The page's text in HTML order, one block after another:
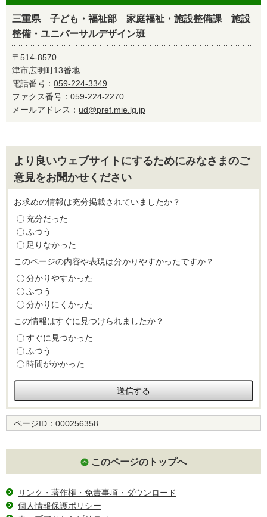
三重県 子ども・福祉部 家庭福祉・施設整備課 施設
整備・ユニバーサルデザイン班
〒514-8570
津市広明町13番地
電話番号： 059-224-3349
ファクス番号：059-224-2270
メールアドレス： ud@pref.mie.lg.jp
より良いウェブサイトにするためにみなさまのご
意見をお聞かせください
お求めの情報は充分掲載されていましたか？
充分だった
ふつう
足りなかった
このページの内容や表現は分かりやすかったですか？
分かりやすかった
ふつう
分かりにくかった
この情報はすぐに見つけられましたか？
すぐに見つかった
ふつう
時間がかかった
ページID： 000256358
このページのトップへ
リンク・著作権・免責事項・ダウンロード
個人情報保護ポリシー